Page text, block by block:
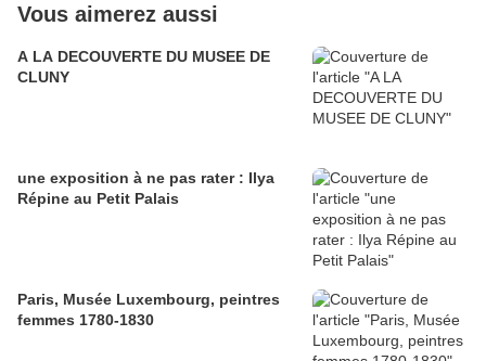
Vous aimerez aussi
A LA DECOUVERTE DU MUSEE DE
CLUNY
une exposition à ne pas rater : Ilya
Répine au Petit Palais
Paris, Musée Luxembourg, peintres
femmes 1780-1830